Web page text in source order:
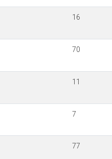
16
70
11
7
77